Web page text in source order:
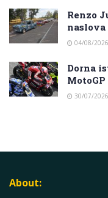
Renzo
naslova
04/08/2026
Dorna
30/07/2026
About: